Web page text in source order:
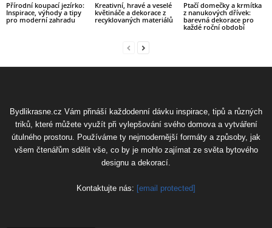
Přírodní koupací jezírko:
Inspirace, výhody a tipy
pro moderní zahradu
Kreativní, hravé a veselé
květináče a dekorace z
recyklovaných materiálů
Ptačí domečky a krmítka
z nanukových dřívek:
barevná dekorace pro
každé roční období
Bydlikrasne.cz Vám přináší každodenní dávku inspirace, tipů a různých
triků, které můžete využít při vylepšování svého domova a vytváření
útulného prostoru. Používáme ty nejmodernější formáty a způsoby, jak
všem čtenářům sdělit vše, co by je mohlo zajímat ze světa bytového
designu a dekorací.
Kontaktujte nás: [email protected]